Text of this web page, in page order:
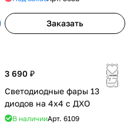
Заказать
3 690 ₽
Светодиодные фары 13
диодов на 4x4 с ДХО
В наличииАрт. 6109